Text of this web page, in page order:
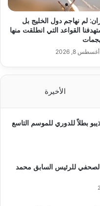
لم نهاجم دول الخليج بل
القواعد التي انطلقت منها
أغسطس 8, 2026
الأخيرة
بطلاً للدوري للموسم التاسع
الصحفي للرئيس السابق محمد